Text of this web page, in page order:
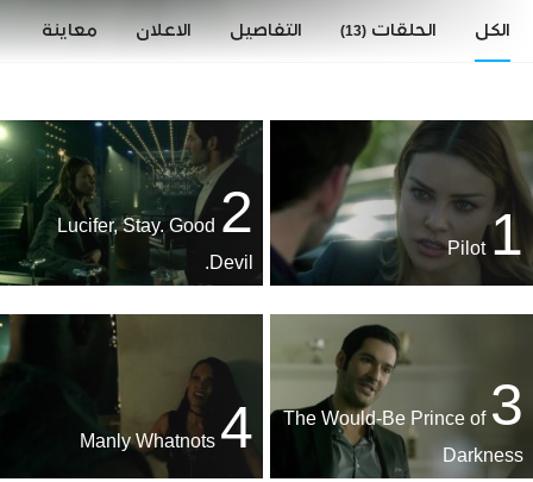
الكل الحلقات (13) التفاصيل الاعلان معاينة
1
Pilot
2
Lucifer, Stay. Good
Devil.
3
The Would-Be Prince of
Darkness
4